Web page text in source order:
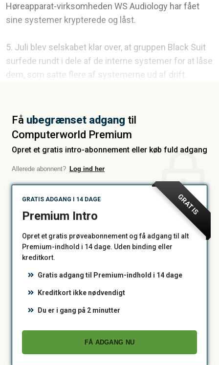
Høreapparat-virksomheden WS Audiology har fået
sine systemer krypterede og låst.
5. Juli blev selskabet klar over, at gruppen Black Suit
surfede rundt i dele af de interne systemer for at låse
dem, som satte flere af systemerne ud af drift.
Få ubegrænset adgang til
Computerworld Premium
Opret et gratis intro-abonnement eller køb fuld adgang
Allerede abonnent? Log ind her
GRATIS
GRATIS ADGANG I 14 DAGE
Premium Intro
Opret et gratis prøveabonnement og få adgang til alt
Premium-indhold i 14 dage. Uden binding eller
kreditkort.
Gratis adgang til Premium-indhold i 14 dage
Kreditkort ikke nødvendigt
Du er i gang på 2 minutter
FÅ ADGANG NU